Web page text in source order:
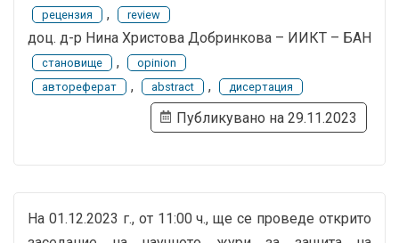
рецензия , review
доц. д-р Нина Христова Добринкова – ИИКТ – БАН
становище ,
opinion
автореферат
, abstract , дисертация
Публикувано на 29.11.2023
На 01.12.2023 г., от 11:00 ч., ще се проведе открито